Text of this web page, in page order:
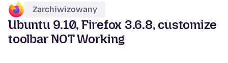
Zarchiwizowany
Ubuntu 9.10, Firefox 3.6.8, customize
toolbar NOT Working